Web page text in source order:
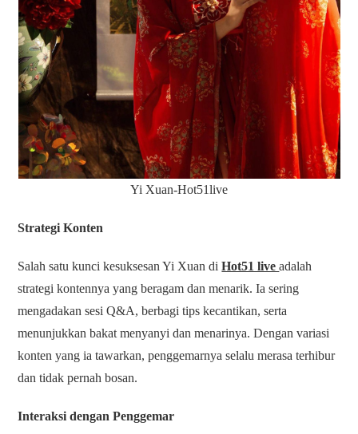
Yi Xuan-Hot51live
Strategi Konten
Salah satu kunci kesuksesan Yi Xuan diHot51 liveadalah
strategi kontennya yang beragam dan menarik. Ia sering
mengadakan sesi Q&A, berbagi tips kecantikan, serta
menunjukkan bakat menyanyi dan menarinya. Dengan variasi
konten yang ia tawarkan, penggemarnya selalu merasa terhibur
dan tidak pernah bosan.
Interaksi dengan Penggemar